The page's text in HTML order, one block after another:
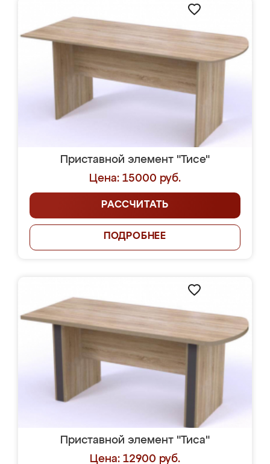
Приставной элемент "Тисе"
Цена: 15000 руб.
РАССЧИТАТЬ
ПОДРОБНЕЕ
Приставной элемент "Тиса"
Цена: 12900 руб.